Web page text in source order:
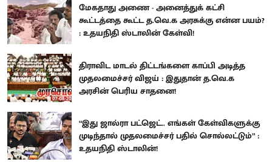
மேகதாது அணை - அனைத்துக் கட்சி
கூட்டத்தை கூட்ட த.வெ.க அரசுக்கு என்ன பயம்?
: உதயநிதி ஸ்டாலின் கேள்வி!
திராவிட மாடல் திட்டங்களை காப்பி அடித்த
முதலமைச்சர் விஜய் : இதுதான் த.வெ.க
அரசின் பெரிய சாதனை!
“இது ஜால்ரா பட்ஜெட்.. எங்கள் கேள்விகளுக்கு
முடிந்தால் முதலமைச்சர் பதில் சொல்லட்டும்” :
உதயநிதி ஸ்டாலின்!